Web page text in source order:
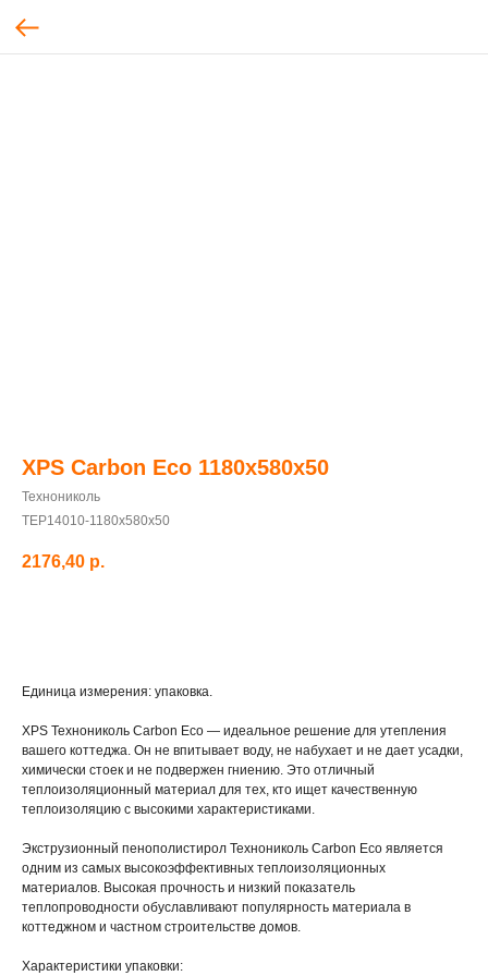
XPS Carbon Eco 1180х580х50
Технониколь
TEP14010-1180x580x50
2176,40 р.
Единица измерения: упаковка.
XPS Технониколь Carbon Eco — идеальное решение для утепления
вашего коттеджа. Он не впитывает воду, не набухает и не дает усадки,
химически стоек и не подвержен гниению. Это отличный
теплоизоляционный материал для тех, кто ищет качественную
теплоизоляцию с высокими характеристиками.
Экструзионный пенополистирол Технониколь Carbon Eco является
одним из самых высокоэффективных теплоизоляционных
материалов. Высокая прочность и низкий показатель
теплопроводности обуславливают популярность материала в
коттеджном и частном строительстве домов.
Характеристики упаковки: